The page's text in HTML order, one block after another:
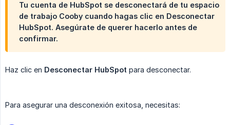
Tu cuenta de HubSpot se desconectará de tu espacio
de trabajo Cooby cuando hagas clic en Desconectar
HubSpot. Asegúrate de querer hacerlo antes de
confirmar.
Haz clic en Desconectar HubSpot para desconectar.
Para asegurar una desconexión exitosa, necesitas: